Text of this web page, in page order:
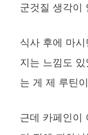
군것질 생각이
식사 후에 마
지는 느낌도
는 게 제 루틴
근데 카페인이